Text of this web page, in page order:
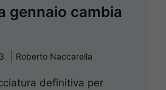
gennaio cambia
Roberto Naccarella
definitiva per